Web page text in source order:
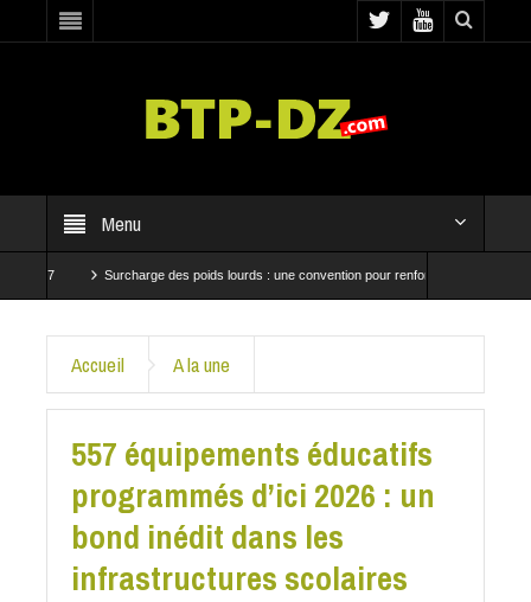
Menu
Surcharge des poids lourds : une convention pour renforcer les contrôles
Accueil A la une
557 équipements éducatifs
programmés d’ici 2026 : un
bond inédit dans les
infrastructures scolaires